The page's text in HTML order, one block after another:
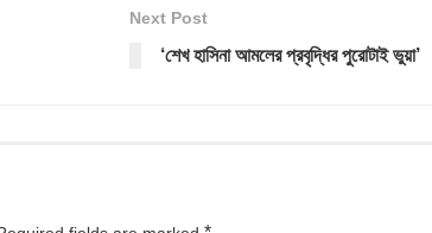
Next Post
‘শেখ হাসিনা আমলের প্রবৃদ্ধির পুরোটাই ভুয়া’